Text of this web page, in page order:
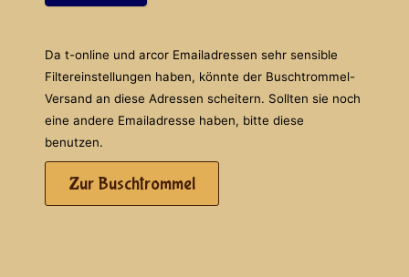
Da t-online und arcor Emailadressen sehr sensible
Filtereinstellungen haben, könnte der Buschtrommel-
Versand an diese Adressen scheitern. Sollten sie noch
eine andere Emailadresse haben, bitte diese
benutzen.
Zur Buschtrommel